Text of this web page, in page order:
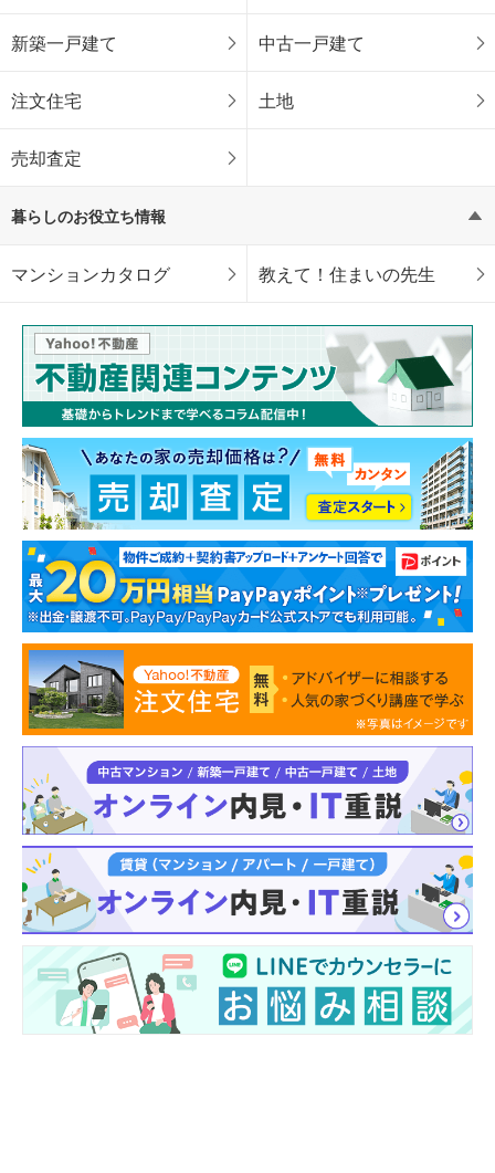
新築一戸建て 中古一戸建て
注文住宅 土地
売却査定
暮らしのお役立ち情報
マンションカタログ 教えて！住まいの先生